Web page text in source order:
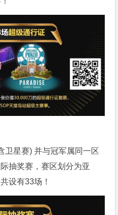
卫星赛) 并与冠军属同一区
抽奖赛，赛区划分为亚
设有33场！